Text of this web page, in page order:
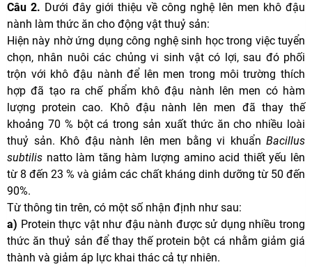
Câu 2. Dưới đây giới thiệu về công nghệ lên men khô đậu
nành làm thức ăn cho động vật thuỷ sản:
Hiện này nhờ ứng dụng công nghệ sinh học trong việc tuyển
chọn, nhân nuôi các chủng vi sinh vật có lợi, sau đó phối
trộn với khô đậu nành để lên men trong môi trường thích
hợp đã tạo ra chế phẩm khô đậu nành lên men có hàm
lượng protein cao. Khô đậu nành lên men đã thay thế
khoảng 70 % bột cá trong sản xuất thức ăn cho nhiều loài
thuỷ sản. Khô đậu nành lên men bằng vi khuẩn Bacillus
subtilis natto làm tăng hàm lượng amino acid thiết yếu lên
từ 8 đến 23 % và giảm các chất kháng dinh dưỡng từ 50 đến
90%.
Từ thông tin trên, có một số nhận định như sau:
a) Protein thực vật như đậu nành được sử dụng nhiều trong
thức ăn thuỷ sản để thay thế protein bột cá nhằm giảm giá
thành và giảm áp lực khai thác cả tự nhiên.